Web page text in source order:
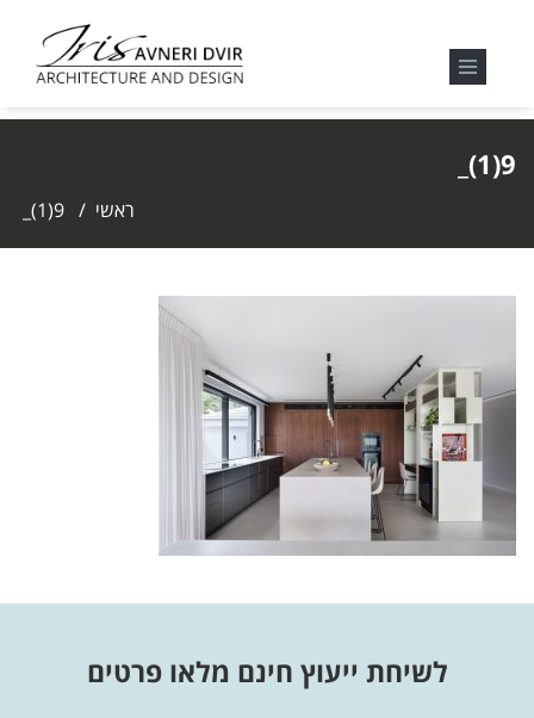
9(1)_
ראשי /
9(1)_
לשיחת ייעוץ חינם מלאו פרטים